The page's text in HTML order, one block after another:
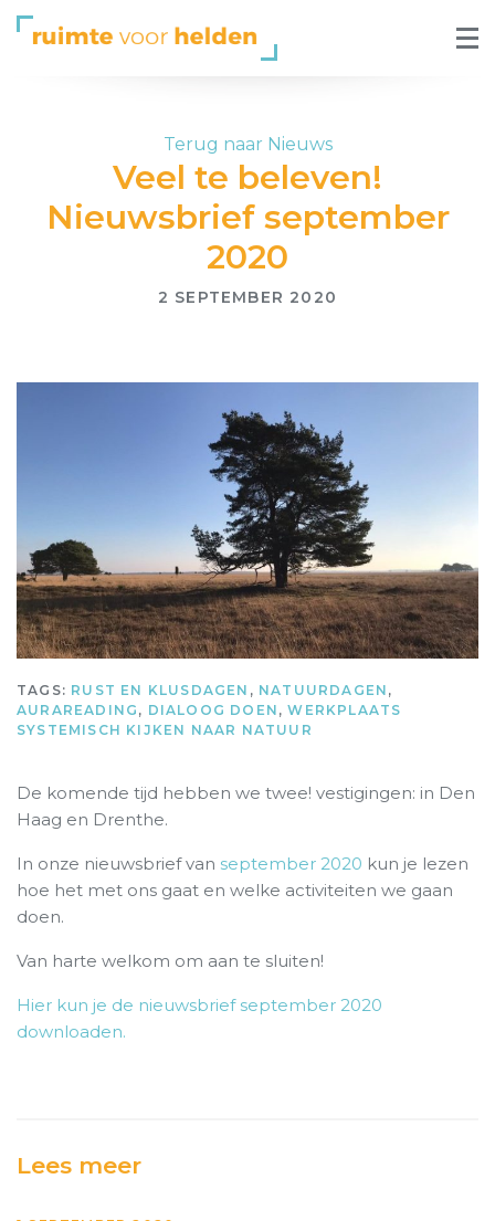
Terug naar Nieuws
Veel te beleven!
Nieuwsbrief september
2020
2 SEPTEMBER 2020
TAGS: RUST EN KLUSDAGEN , NATUURDAGEN ,
AURAREADING , DIALOOG DOEN ,WERKPLAATS
SYSTEMISCH KIJKEN NAAR NATUUR
De komende tijd hebben we twee! vestigingen: in Den
Haag en Drenthe.
In onze nieuwsbrief van september 2020 kun je lezen
hoe het met ons gaat en welke activiteiten we gaan
doen.
Van harte welkom om aan te sluiten!
Hier kun je de nieuwsbrief september 2020
downloaden.
Lees meer